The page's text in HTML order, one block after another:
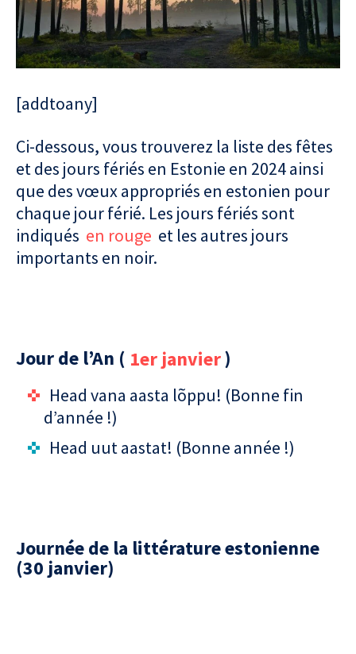
[addtoany]
Ci-dessous, vous trouverez la liste des fêtes
et des jours fériés en Estonie en 2024 ainsi
que des vœux appropriés en estonien pour
chaque jour férié. Les jours fériés sont
indiqués en rouge et les autres jours
importants en noir.
Jour de l’An ( 1er janvier)
Head vana aasta lõppu! (Bonne fin
d’année !)
Head uut aastat! (Bonne année !)
Journée de la littérature estonienne
(30 janvier)